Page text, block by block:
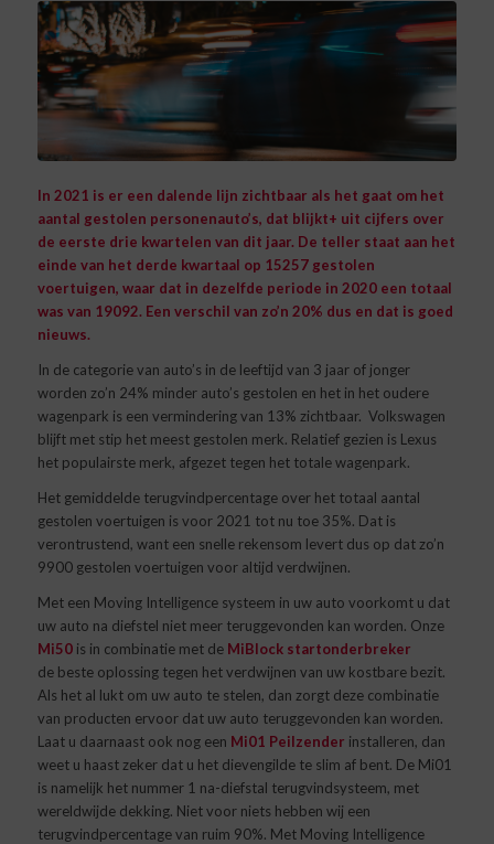
In 2021 is er een dalende lijn zichtbaar als het gaat om het
aantal gestolen personenauto’s, dat blijkt+ uit cijfers over
de eerste drie kwartelen van dit jaar. De teller staat aan het
einde van het derde kwartaal op 15257 gestolen
voertuigen, waar dat in dezelfde periode in 2020 een totaal
was van 19092. Een verschil van zo’n 20% dus en dat is goed
nieuws.
In de categorie van auto’s in de leeftijd van 3 jaar of jonger
worden zo’n 24% minder auto’s gestolen en het in het oudere
wagenpark is een vermindering van 13% zichtbaar. Volkswagen
blijft met stip het meest gestolen merk. Relatief gezien is Lexus
het populairste merk, afgezet tegen het totale wagenpark.
Het gemiddelde terugvindpercentage over het totaal aantal
gestolen voertuigen is voor 2021 tot nu toe 35%. Dat is
verontrustend, want een snelle rekensom levert dus op dat zo’n
9900 gestolen voertuigen voor altijd verdwijnen.
Met een Moving Intelligence systeem in uw auto voorkomt u dat
uw auto na diefstel niet meer teruggevonden kan worden. Onze
Mi50is in combinatie met de MiBlock startonderbreker
de beste oplossing tegen het verdwijnen van uw kostbare bezit.
Als het al lukt om uw auto te stelen, dan zorgt deze combinatie
van producten ervoor dat uw auto teruggevonden kan worden.
Laat u daarnaast ook nog een Mi01 Peilzender installeren, dan
weet u haast zeker dat u het dievengilde te slim af bent. De Mi01
is namelijk het nummer 1 na-diefstal terugvindsysteem, met
wereldwijde dekking. Niet voor niets hebben wij een
terugvindpercentage van ruim 90%. Met Moving Intelligence